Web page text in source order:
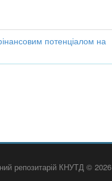
потенціалом на
репозитарій КНУТД © 2026